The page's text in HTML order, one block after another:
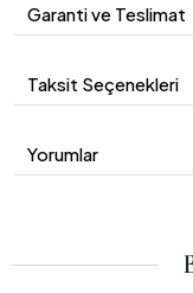
Garanti ve Teslimat
Taksit Seçenekleri
Yorumlar